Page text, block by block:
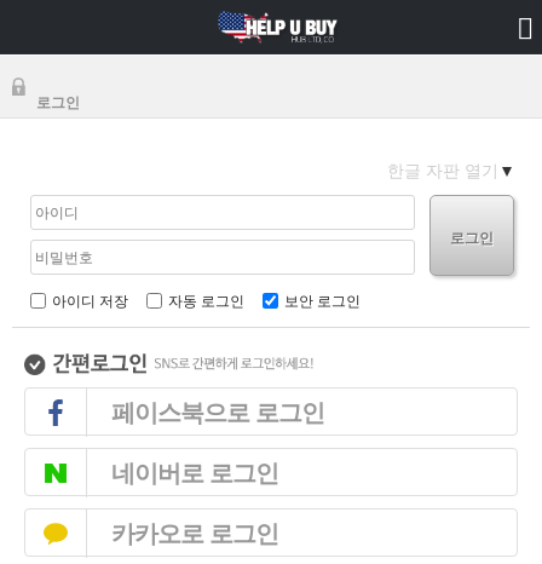
로그인
한글 자판 열기
로그인
아이디 저장 자동 로그인 보안 로그인
페이스북으로 로그인
네이버로 로그인
카카오로 로그인